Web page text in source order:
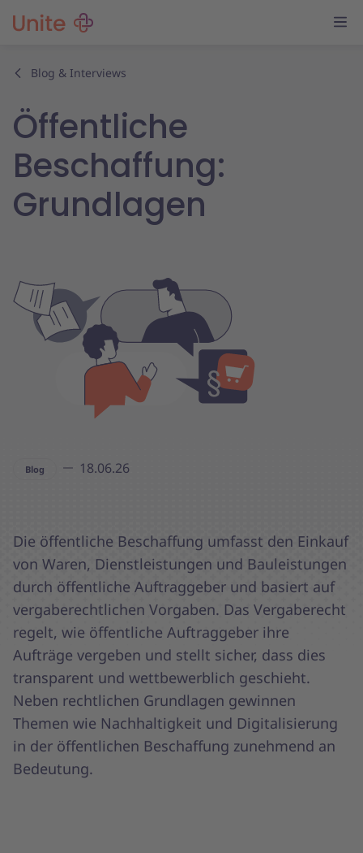
Blog & Interviews
Öffentliche
Beschaffung:
Grundlagen
Blog 18.06.26
Die öffentliche Beschaffung umfasst den Einkauf
von Waren, Dienstleistungen und Bauleistungen
durch öffentliche Auftraggeber und basiert auf
vergaberechtlichen Vorgaben. Das Vergaberecht
regelt, wie öffentliche Auftraggeber ihre
Aufträge vergeben und stellt sicher, dass dies
transparent und wettbewerblich geschieht.
Neben rechtlichen Grundlagen gewinnen
Themen wie Nachhaltigkeit und Digitalisierung
in der öffentlichen Beschaffung zunehmend an
Bedeutung.